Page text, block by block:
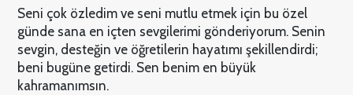
Seni çok özledim ve seni mutlu etmek için bu özel
günde sana en içten sevgilerimi gönderiyorum. Senin
sevgin, desteğin ve öğretilerin hayatımı şekillendirdi;
beni bugüne getirdi. Sen benim en büyük
kahramanımsın.